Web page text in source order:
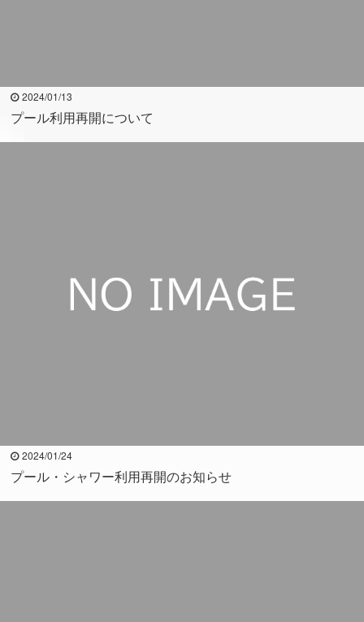
2024/01/13
プール利用再開について
2024/01/24
プール・シャワー利用再開のお知らせ